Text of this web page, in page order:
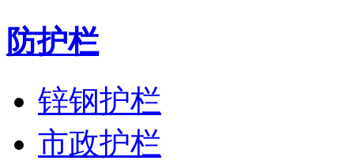
防护栏
锌钢护栏
市政护栏